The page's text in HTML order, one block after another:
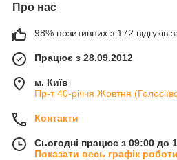
Про нас
98% позитивних з 172 відгуків
Працює з 28.09.2012
м. Київ
Пр-т 40-річчя Жовтня
Контакти
Сьогодні працює з 09:00 до
Показати весь графік роботи